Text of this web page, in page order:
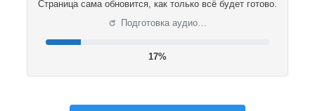
Страница сама обновится, как только всё будет готово.
⟳ Подготовка аудио…
17%